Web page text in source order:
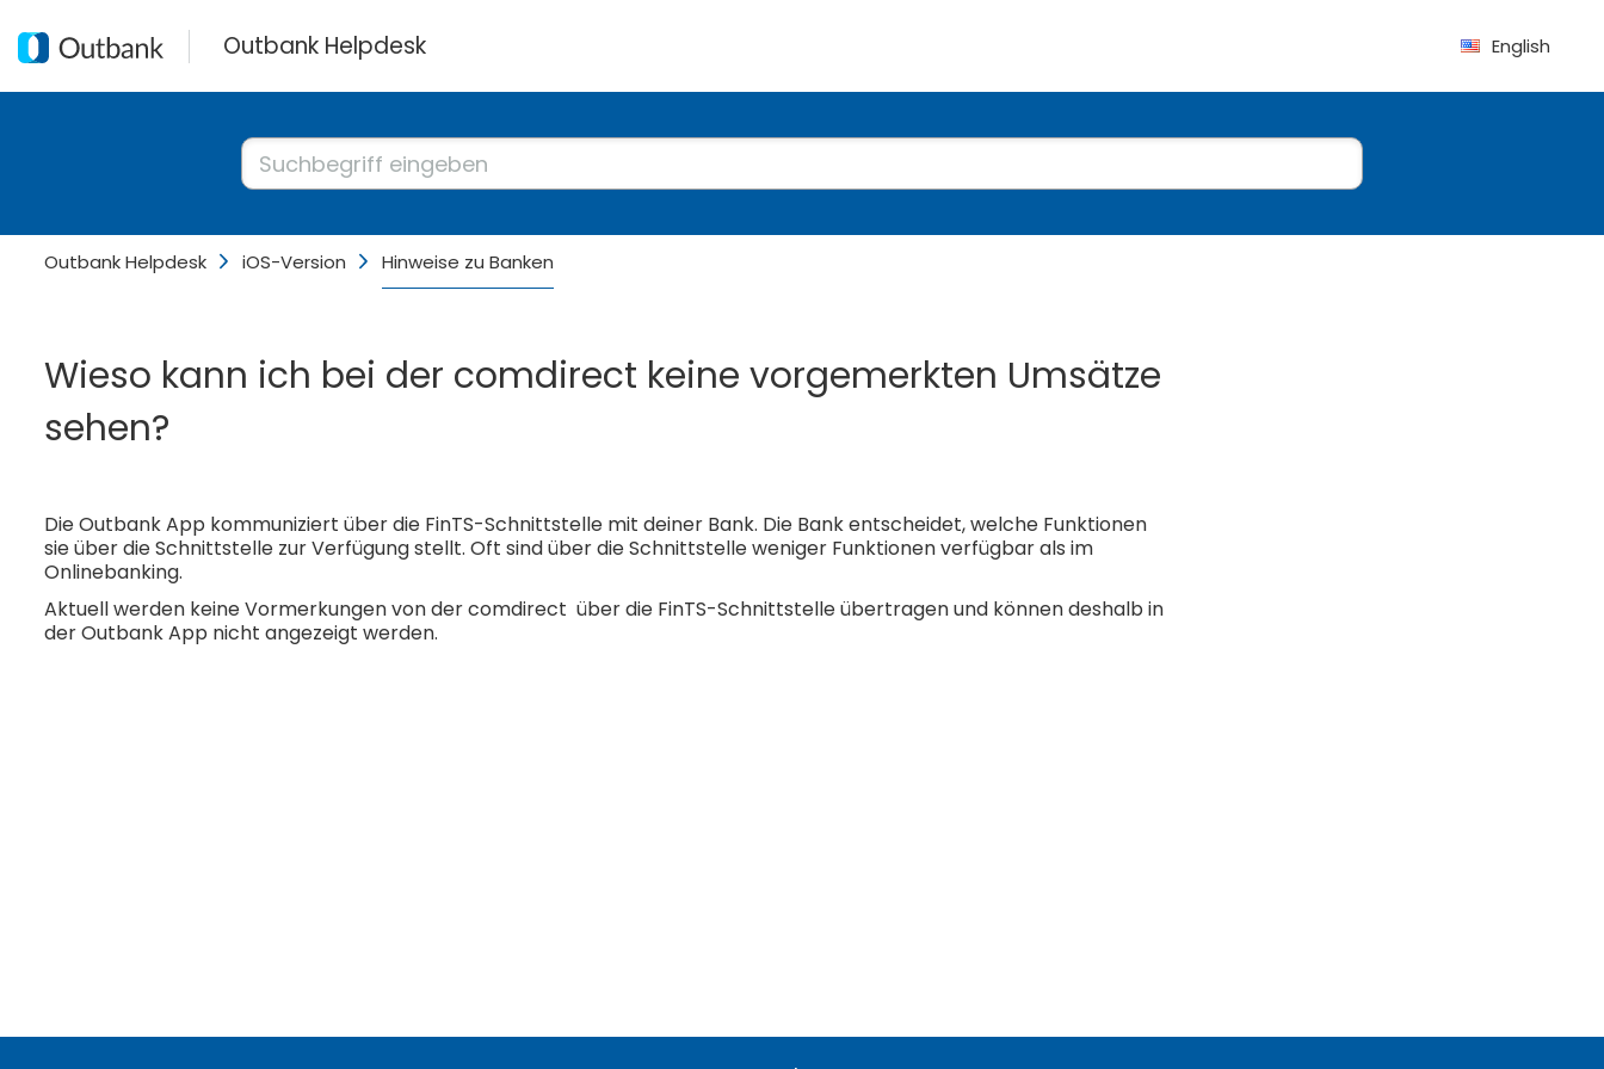
Outbank Helpdesk English
Outbank Helpdesk iOS-Version Hinweise zu Banken
Wieso kann ich bei der comdirect keine vorgemerkten Umsätze
sehen?
Die Outbank App kommuniziert über die FinTS-Schnittstelle mit deiner Bank. Die Bank entscheidet, welche Funktionen
sie über die Schnittstelle zur Verfügung stellt. Oft sind über die Schnittstelle weniger Funktionen verfügbar als im
Onlinebanking.
Aktuell werden keine Vormerkungen von der comdirect über die FinTS-Schnittstelle übertragen und können deshalb in
der Outbank App nicht angezeigt werden.